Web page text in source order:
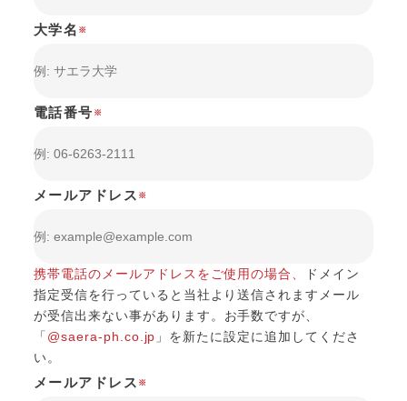
大学名 ※
電話番号 ※
メールアドレス ※
携帯電話のメールアドレスをご使用の場合、
ドメイン
指定受信を行っていると当社より送信されますメール
が受信出来ない事があります。 お手数ですが、
「 @saera-ph.co.jp 」を新たに設定に追加してくださ
い。
メールアドレス ※